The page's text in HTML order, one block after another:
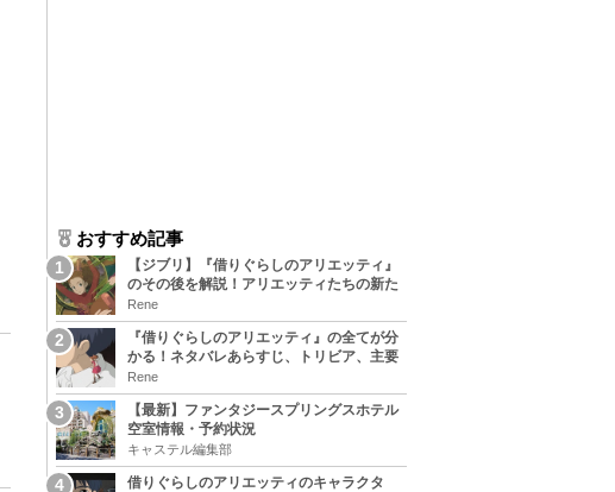
おすすめ記事
【ジブリ】『借りぐらしのアリエッティ』
のその後を解説！アリエッティたちの新た
な住処は？翔の病気は治る？
Rene
『借りぐらしのアリエッティ』の全てが分
かる！ネタバレあらすじ、トリビア、主要
キャラまとめ！
Rene
【最新】ファンタジースプリングスホテル
空室情報・予約状況
キャステル編集部
借りぐらしのアリエッティのキャラクタ